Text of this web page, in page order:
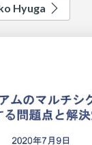
Hyuga